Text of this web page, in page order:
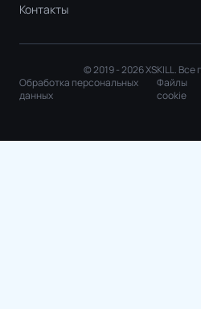
Контакты
© 2019 - 2026 XSKILL.
Обработка персональных
данных
Файлы
cookie